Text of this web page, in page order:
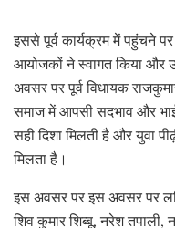
इससे पूर्व कार्यक्रम में पहुंचने
आयोजकों ने स्वागत किया और
अवसर पर पूर्व विधायक
समाज में आपसी सदभाव और
सही दिशा मिलती है और युवा
मिलता है।
इस अवसर पर इस अवसर पर
शिव कुमार शिब्बू, नरेश तपाली,